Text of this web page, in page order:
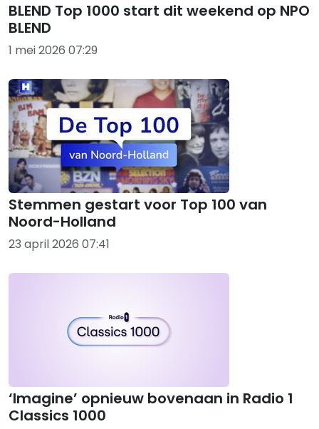
BLEND Top 1000 start dit weekend op NPO
BLEND
1 mei 2026 07:29
Stemmen gestart voor Top 100 van
Noord-Holland
23 april 2026 07:41
‘Imagine’ opnieuw bovenaan in Radio 1
Classics 1000